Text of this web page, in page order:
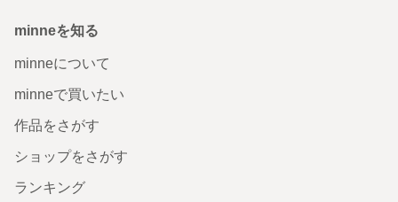
minneを知る
minneについて
minneで買いたい
作品をさがす
ショップをさがす
ランキング